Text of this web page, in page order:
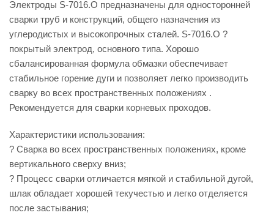
Электроды S-7016.O предназначены для односторонней
сварки труб и конструкций, общего назначения из
углеродистых и высокопрочных сталей. S-7016.O ?
покрытый электрод, основного типа. Хорошо
сбалансированная формула обмазки обеспечивает
стабильное горение дуги и позволяет легко производить
сварку во всех пространственных положениях .
Рекомендуется для сварки корневых проходов.
Характеристики использования:
? Сварка во всех пространственных положениях, кроме
вертикального сверху вниз;
? Процесс сварки отличается мягкой и стабильной дугой,
шлак обладает хорошей текучестью и легко отделяется
после застывания;